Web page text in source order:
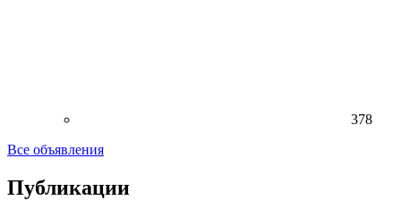
378
Все объявления
Публикации